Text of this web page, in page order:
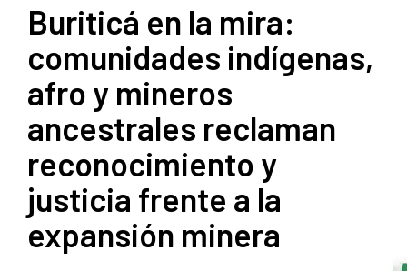
Buriticá en la mira:
comunidades indígenas,
afro y mineros
ancestrales reclaman
reconocimiento y
justicia frente a la
expansión minera